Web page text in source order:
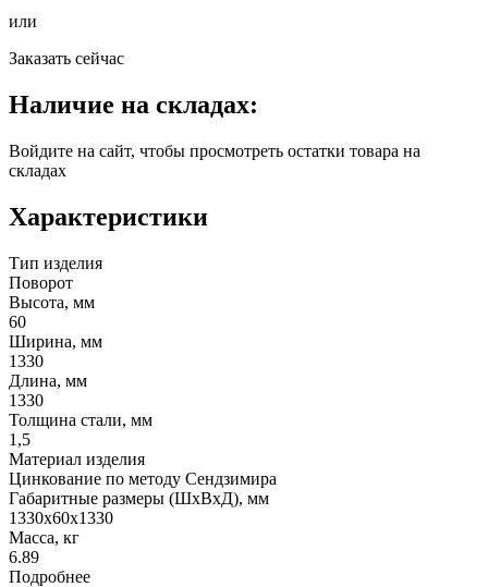
или
Заказать сейчас
Наличие на складах:
Войдите на сайт, чтобы просмотреть остатки товара на
складах
Характеристики
Тип изделия
Поворот
Высота, мм
60
Ширина, мм
1330
Длина, мм
1330
Толщина стали, мм
1,5
Материал изделия
Цинкование по методу Сендзимира
Габаритные размеры (ШхВхД), мм
1330х60х1330
Масса, кг
6.89
Подробнее